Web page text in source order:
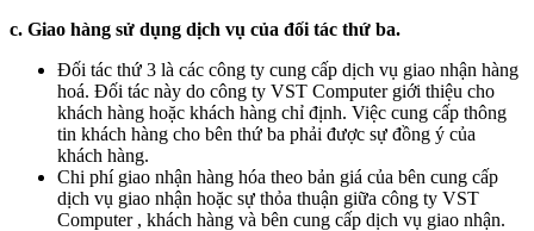
c. Giao hàng sử dụng dịch vụ của đối tác thứ ba.
Đối tác thứ 3 là các công ty cung cấp dịch vụ giao nhận hàng
hoá. Đối tác này do công ty VST Computer giới thiệu cho
khách hàng hoặc khách hàng chỉ định. Việc cung cấp thông
tin khách hàng cho bên thứ ba phải được sự đồng ý của
khách hàng.
Chi phí giao nhận hàng hóa theo bản giá của bên cung cấp
dịch vụ giao nhận hoặc sự thỏa thuận giữa công ty VST
Computer , khách hàng và bên cung cấp dịch vụ giao nhận.